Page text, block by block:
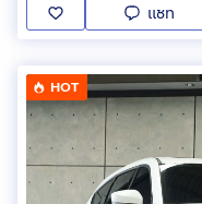
แชท
HOT